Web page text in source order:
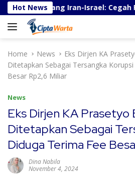
k
Hot News
Perang Iran-Israel: Cegah
Home News
Eks Dirjen KA
Ditetapkan Sebagai Tersangka
Besar Rp2,6 Miliar
News
Eks Dirjen KA Prasetyo
Ditetapkan Sebagai
Diduga Terima Fee
Dina Nabila
November 4, 2024